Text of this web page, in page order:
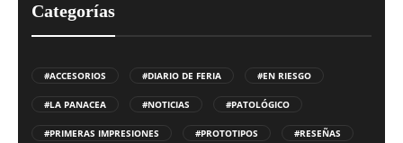
Categorías
#ACCESORIOS #DIARIO DE FERIA #EN RIESGO
#LA PANACEA #NOTICIAS #PATOLÓGICO
#PRIMERAS IMPRESIONES #PROTOTIPOS #RESEÑAS